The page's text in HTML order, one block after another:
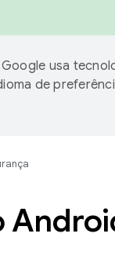
usa
de